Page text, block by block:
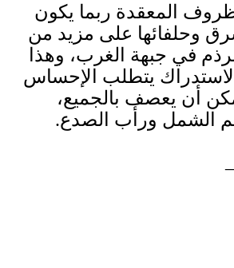
المعقدة ربما يكون
وحلفائها على مزيد من
في جبهة الغرب، وهذا
يتطلب الإحساس
أن يعصف بالجميع،
الشمل ورأب الصدع.